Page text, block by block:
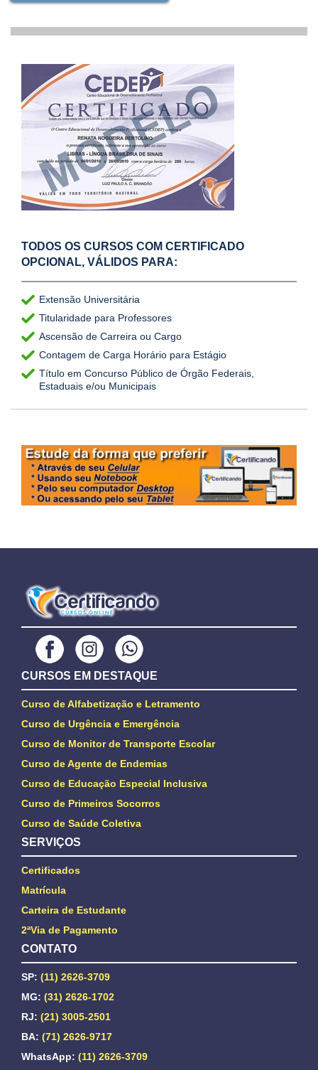
TODOS OS CURSOS COM CERTIFICADO
OPCIONAL, VÁLIDOS PARA:
Extensão Universitária
Titularidade para Professores
Ascensão de Carreira ou Cargo
Contagem de Carga Horário para Estágio
Título em Concurso Público de Órgão Federais,
Estaduais e/ou Municipais
CURSOS EM DESTAQUE
Curso de Alfabetização e Letramento
Curso de Urgência e Emergência
Curso de Monitor de Transporte Escolar
Curso de Agente de Endemias
Curso de Educação Especial Inclusiva
Curso de Primeiros Socorros
Curso de Saúde Coletiva
SERVIÇOS
Certificados
Matrícula
Carteira de Estudante
2ªVia de Pagamento
CONTATO
SP: (11) 2626-3709
MG: (31) 2626-1702
RJ: (21) 3005-2501
BA: (71) 2626-9717
WhatsApp: (11) 2626-3709